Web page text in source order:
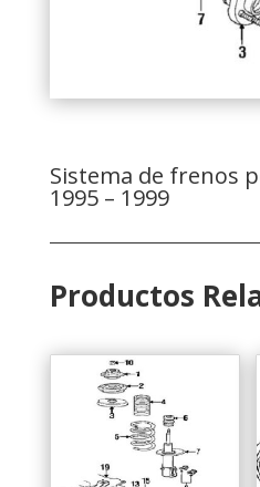
Sistema de frenos
1995 – 1999
Productos